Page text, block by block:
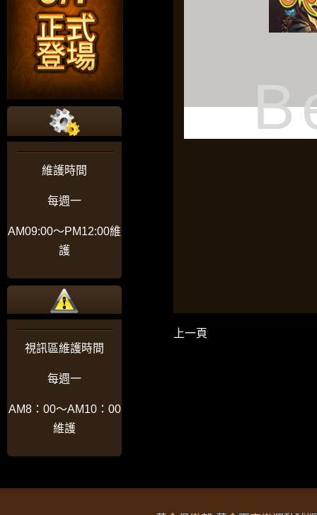
維護時間
每週一
AM09:00〜PM12:00維
護
視訊區維護時間
每週一
AM8：00〜AM10：00
維護
上一頁